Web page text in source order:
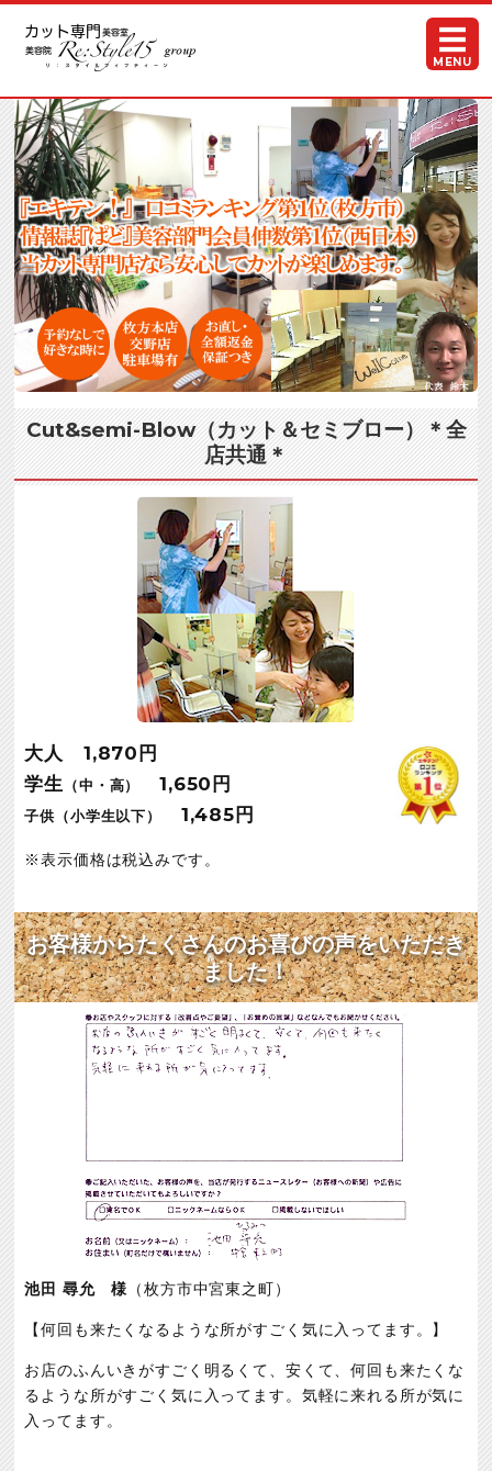
カット専門美容室・美容院
MENU
ホーム
メニュー＆料金
スタッフ紹介
お客様の声
各店アクセス
Cut&semi-Blow（カット＆セミブロー）＊全
店共通＊
大人 1,870円
学生
（中・高） 1,650円
子供（小学生以下） 1,485円
表示価格は税込みです。
お客様からたくさんのお喜びの声をいただき
ました！
池田 尋允 様 （枚方市中宮東之町）
【何回も来たくなるような所がすごく気に入ってます。】
お店のふんいきがすごく明るくて、安くて、何回も来たくな
るような所がすごく気に入ってます。気軽に来れる所が気に
入ってます。